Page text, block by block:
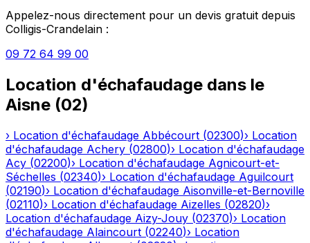
Appelez-nous directement pour un devis gratuit depuis
Colligis-Crandelain :
09 72 64 99 00
Location d'échafaudage dans le
Aisne (02)
› Location d'échafaudage Abbécourt (02300)› Location
d'échafaudage Achery (02800)› Location d'échafaudage
Acy (02200)› Location d'échafaudage Agnicourt-et-
Séchelles (02340)› Location d'échafaudage Aguilcourt
(02190)› Location d'échafaudage Aisonville-et-Bernoville
(02110)› Location d'échafaudage Aizelles (02820)›
Location d'échafaudage Aizy-Jouy (02370)› Location
d'échafaudage Alaincourt (02240)› Location